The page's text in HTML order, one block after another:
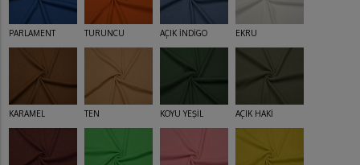
PARLAMENT TURUNCU AÇIK İNDİGO EKRU
KARAMEL TEN KOYU YEŞİL AÇIK HAKİ